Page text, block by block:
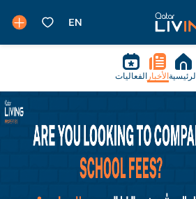
الرئيسية الأخبار الفعاليات